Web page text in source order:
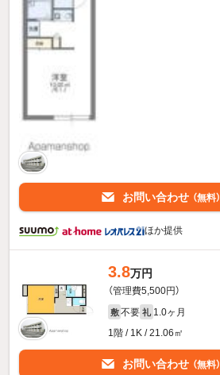
お問い合わせ （無料）
ほか提供
3.8万円
（管理費5,500円）
敷 不要 礼 1.0ヶ月
1階 / 1K / 21.06㎡
お問い合わせ （無料）